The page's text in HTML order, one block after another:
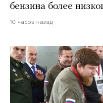
бензина более
10 часов назад